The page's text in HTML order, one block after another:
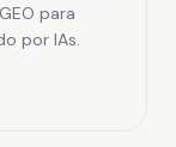
para
por IAs.